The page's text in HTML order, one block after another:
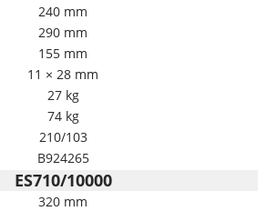
240 mm
290 mm
155 mm
11 × 28 mm
27 kg
74 kg
210/103
B924265
ES710/10000
320 mm